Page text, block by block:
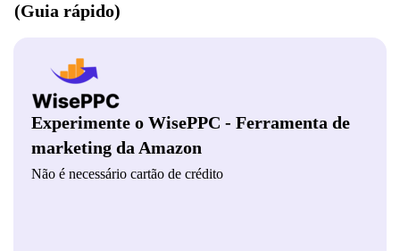
(Guia rápido)
Experimente o WisePPC - Ferramenta de
marketing da Amazon
Não é necessário cartão de crédito